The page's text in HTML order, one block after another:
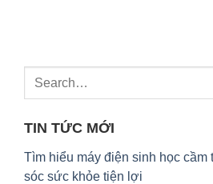
TIN TỨC MỚI
Tìm hiểu máy điện sinh học cầm
sóc sức khỏe tiện lợi